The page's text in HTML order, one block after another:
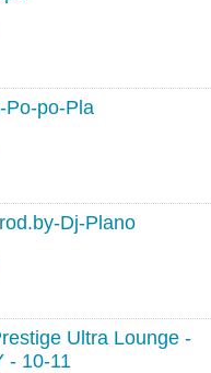
Po-po-Pla
Dj-Plano
Ultra Lounge -
- 10-11